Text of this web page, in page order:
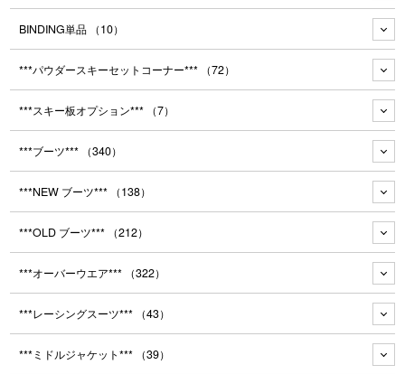
BINDING単品 （10）
***パウダースキーセットコーナー*** （72）
***スキー板オプション*** （7）
***ブーツ*** （340）
***NEW ブーツ*** （138）
***OLD ブーツ*** （212）
***オーバーウエア*** （322）
***レーシングスーツ*** （43）
***ミドルジャケット*** （39）